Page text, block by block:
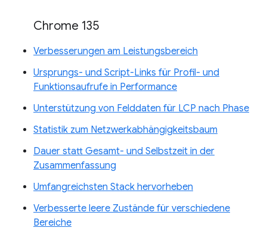
Chrome 135
Verbesserungen am Leistungsbereich
Ursprungs- und Script-Links für Profil- und
Funktionsaufrufe in Performance
Unterstützung von Felddaten für LCP nach Phase
Statistik zum Netzwerkabhängigkeitsbaum
Dauer statt Gesamt- und Selbstzeit in der
Zusammenfassung
Umfangreichsten Stack hervorheben
Verbesserte leere Zustände für verschiedene
Bereiche